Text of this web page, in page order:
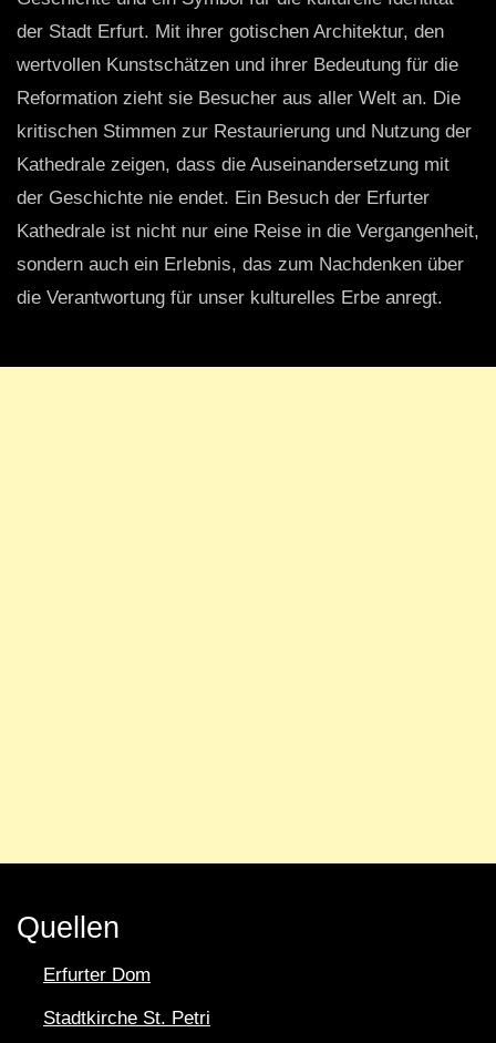
der Stadt Erfurt. Mit ihrer gotischen Architektur, den
wertvollen Kunstschätzen und ihrer Bedeutung für die
Reformation zieht sie Besucher aus aller Welt an. Die
kritischen Stimmen zur Restaurierung und Nutzung der
Kathedrale zeigen, dass die Auseinandersetzung mit
der Geschichte nie endet. Ein Besuch der Erfurter
Kathedrale ist nicht nur eine Reise in die Vergangenheit,
sondern auch ein Erlebnis, das zum Nachdenken über
die Verantwortung für unser kulturelles Erbe anregt.
Quellen
Erfurter Dom
Stadtkirche St. Petri